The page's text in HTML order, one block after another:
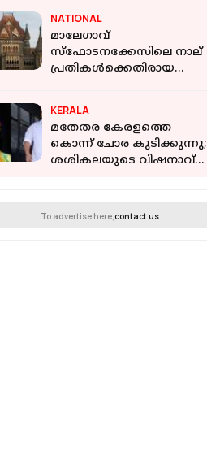
NATIONAL
മാലേഗാവ്
സ്‌ഫോടനക്കേസിലെ നാല്
പ്രതികൾക്കെതിരായ
ഹൈക്കോടതി
KERALA
മതേതര കേരളത്തെ
കൊന്ന് ചോര കുടിക്കുന്നു;
ശശികലയുടെ വിഷനാവ്
To advertise here, contact us